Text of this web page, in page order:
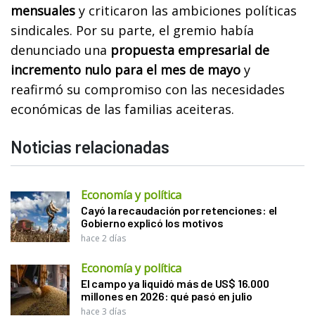
mensuales y criticaron las ambiciones políticas
sindicales. Por su parte, el gremio había
denunciado una propuesta empresarial de
incremento nulo para el mes de mayo y
reafirmó su compromiso con las necesidades
económicas de las familias aceiteras.
Noticias relacionadas
Economía y política
Cayó la recaudación por retenciones: el
Gobierno explicó los motivos
hace 2 días
Economía y política
El campo ya liquidó más de US$ 16.000
millones en 2026: qué pasó en julio
hace 3 días